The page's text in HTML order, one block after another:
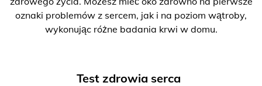
oznaki problemów z sercem, jak i na poziom wątroby,
wykonując różne badania krwi w domu.
Test zdrowia serca